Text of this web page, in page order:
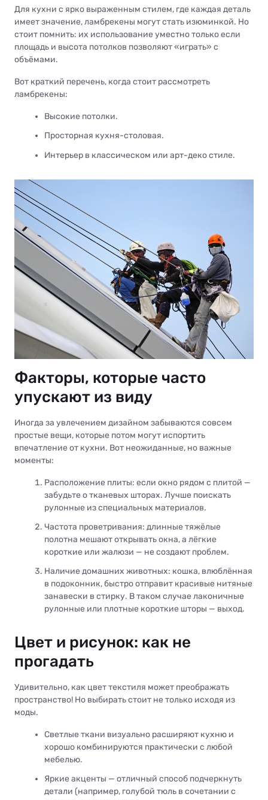
Для кухни с ярко выраженным стилем, где каждая деталь
имеет значение, ламбрекены могут стать изюминкой. Но
стоит помнить: их использование уместно только если
площадь и высота потолков позволяют «играть» с
объёмами.
Вот краткий перечень, когда стоит рассмотреть
ламбрекены:
Высокие потолки.
Просторная кухня-столовая.
Интерьер в классическом или арт-деко стиле.
Факторы, которые часто
упускают из виду
Иногда за увлечением дизайном забываются совсем
простые вещи, которые потом могут испортить
впечатление от кухни. Вот неожиданные, но важные
моменты:
Расположение плиты: если окно рядом с плитой —
забудьте о тканевых шторах. Лучше поискать
рулонные из специальных материалов.
Частота проветривания: длинные тяжёлые
полотна мешают открывать окна, а лёгкие
короткие или жалюзи — не создают проблем.
Наличие домашних животных: кошка, влюблённая
в подоконник, быстро отправит красивые нитяные
занавески в стирку. В таком случае лаконичные
рулонные или плотные короткие шторы — выход.
Цвет и рисунок: как не
прогадать
Удивительно, как цвет текстиля может преображать
пространство! Но выбирать стоит не только исходя из
моды.
Светлые ткани визуально расширяют кухню и
хорошо комбинируются практически с любой
мебелью.
Яркие акценты — отличный способ подчеркнуть
детали (например, голубой тюль в сочетании с